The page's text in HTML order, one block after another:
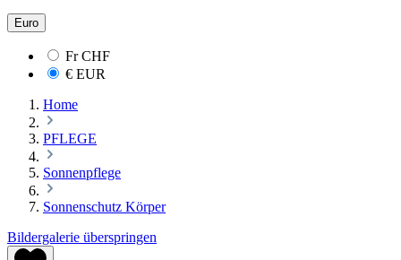
Euro
FrCHF
€ EUR
Home
PFLEGE
Sonnenpflege
Sonnenschutz Körper
Bildergalerie überspringen